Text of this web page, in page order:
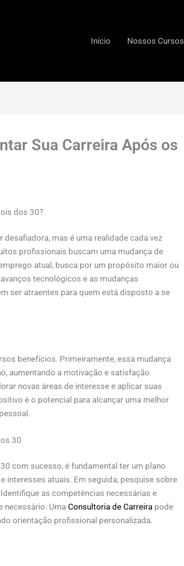
Início Nossos Cursos
Sua Carreira Após os
dos 30?
mas é uma realidade cada vez
profissionais buscam uma mudança de
atual, busca por um propósito maior ou
tecnológicos e as mudanças
ser atraentes para quem está disposto a se
benefícios. Primeiramente, essa mudança
aumentando a motivação e satisfação
novas áreas de interesse e aplicar suas
é o potencial para alcançar uma melhor
30
com sucesso, é fundamental ter um plano
interesses atuais. Em seguida, pesquise sobre
as competências necessárias e
necessário. Uma Consultoria de Carreirapode
orientação profissional personalizada.